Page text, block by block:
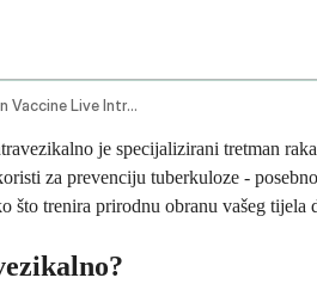
Bacillus Of Calmette And Guerin Vaccine Live Intravesical Route
je specijalizirani tretman
za prevenciju tuberkuloze -
što trenira prirodnu obranu vašeg tijela